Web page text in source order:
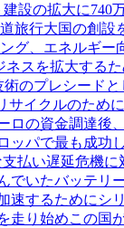
建設の拡大に740
旅行大国の創設
グ、エネルギー
ネスを拡大する
のプレシード
サイクルのため
ロの資金調達後
ッパで最も成功
払い遅延危機
でいたバッテリ
速するためにシ
走り始めこの国